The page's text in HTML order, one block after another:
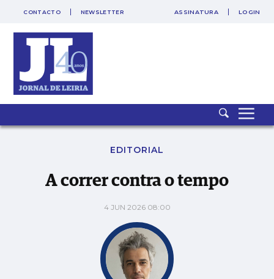
CONTACTO NEWSLETTER ASSINATURA LOGIN
A correr contra o tempo
EDITORIAL
A correr contra o tempo
4 JUN 2026 08:00